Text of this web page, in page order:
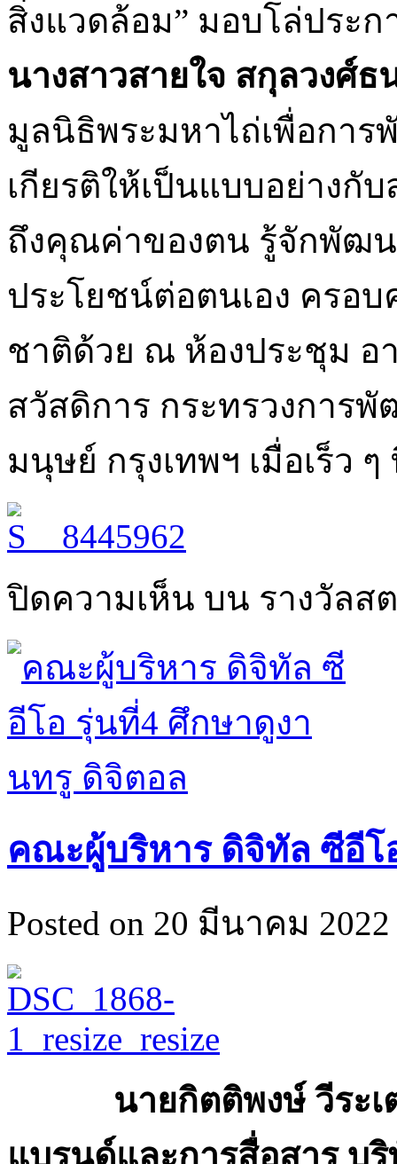
สิ่งแวดล้อม” มอบโล่ประ
นางสาวสายใจ สกุลวงศ์ธ
มูลนิธิพระมหาไถ่เพื่อกา
เกียรติให้เป็นแบบอย่างกั
ถึงคุณค่าของตน รู้จักพัฒน
ประโยชน์ต่อตนเอง ครอ
ชาติด้วย ณ ห้องประชุม
สวัสดิการ กระทรวงการ
มนุษย์ กรุงเทพฯ เมื่อเร็ว ๆ
ปิดความเห็น บน รางวัลส
คณะผู้บริหาร ดิจิทัล ซีอีโ
Posted on 20 มีนาคม
นายกิตติพงษ์ วีระเต
แบรนด์และการสื่อสาร บ